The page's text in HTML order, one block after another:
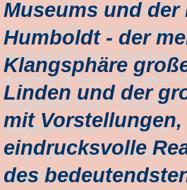
Museums und
Humboldt - der
Klangsphäre
Linden und der
mit
eindrucksvolle
des